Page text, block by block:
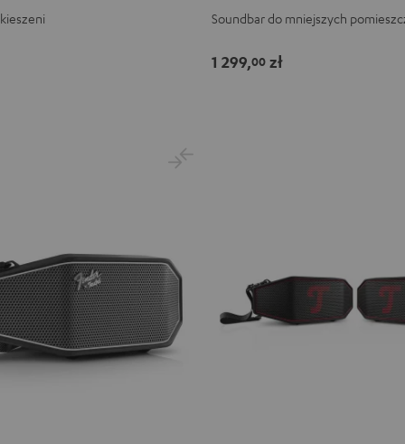
Soundbar do mniejszych
1 299,00 zł